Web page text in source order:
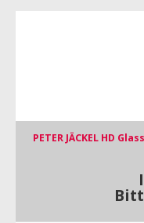
PETER JÄCKEL HD